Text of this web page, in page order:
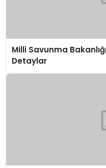
Milli Savunma
Detaylar